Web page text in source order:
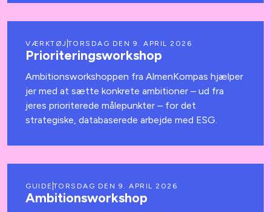
VÆRKTØJ TORSDAG DEN 9. APRIL 2026
Prioriteringsworkshop
Ambitionsworkshoppen fra AlmenKompas hjælper
jer med at sætte konkrete ambitioner – ud fra
jeres prioriterede målepunkter – for det
strategiske, databaserede arbejde med ESG.
GUIDE TORSDAG DEN 9. APRIL 2026
Ambitionsworkshop